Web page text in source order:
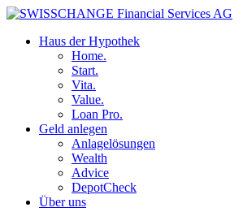
Haus der Hypothek
Home.
Start.
Vita.
Value.
Loan Pro.
Geld anlegen
Anlagelösungen
Wealth
Advice
DepotCheck
Über uns